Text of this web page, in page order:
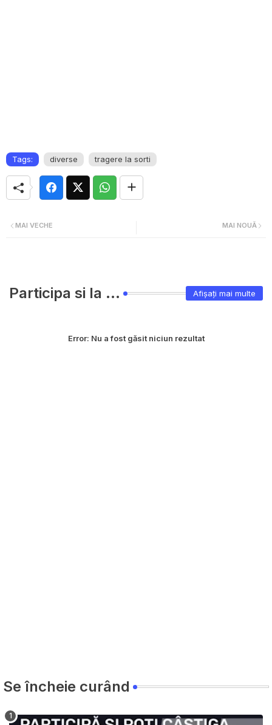
Tags: diverse tragere la sorti
MAI NOUĂ
MAI VECHE
Participa si la ... Afișați mai multe
Error: Nu a fost găsit niciun rezultat
Se încheie curând